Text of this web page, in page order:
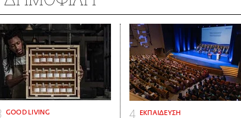
GOOD LIVING ΕΚΠΑΙΔΕΥΣΗ